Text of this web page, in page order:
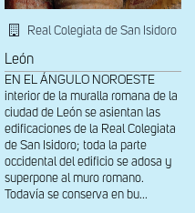
Real Colegiata de San Isidoro
León
EN EL ÁNGULO NOROESTE
interior de la muralla romana de la
ciudad de León se asientan las
edificaciones de la Real Colegiata
de San Isidoro; toda la parte
occidental del edificio se adosa y
superpone al muro romano.
Todavía se conserva en bu...